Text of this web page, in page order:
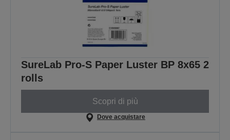
SureLab Pro-S Paper Luster BP 8x65 2
rolls
Scopri di più
Dove acquistare